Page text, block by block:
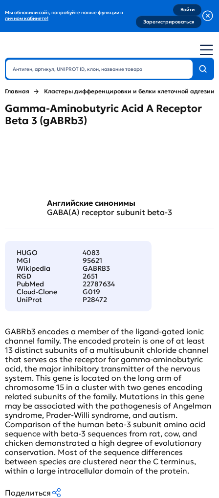
Мы обновили сайт, попробуйте новые функции в
личном кабинете!
Войти
Зарегистрироваться
Главная Кластеры дифференцировки и белки клеточной адгезии
Gamma-Aminobutyric Acid A Receptor
Beta 3 (gABRb3)
Английские синонимы
GABA(A) receptor subunit beta-3
HUGO
4083
MGI
95621
Wikipedia
GABRB3
RGD
2651
PubMed
22787634
Cloud-Clone
G019
UniProt
P28472
GABRb3 encodes a member of the ligand-gated ionic
channel family. The encoded protein is one of at least
13 distinct subunits of a multisubunit chloride channel
that serves as the receptor for gamma-aminobutyric
acid, the major inhibitory transmitter of the nervous
system. This gene is located on the long arm of
chromosome 15 in a cluster with two genes encoding
related subunits of the family. Mutations in this gene
may be associated with the pathogenesis of Angelman
syndrome, Prader-Willi syndrome, and autism.
Comparison of the human beta-3 subunit amino acid
sequence with beta-3 sequences from rat, cow, and
chicken demonstrated a high degree of evolutionary
conservation. Most of the sequence differences
between species are clustered near the C terminus,
within a large intracellular domain of the protein.
Поделиться